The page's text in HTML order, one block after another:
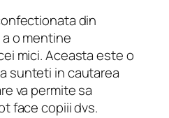
din
o mentine
mici. Aceasta este o
sunteti in cautarea
va permite sa
face copiii dvs.